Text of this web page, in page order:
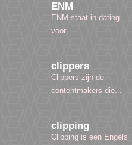
ENM
ENM staat in dating
voor...
clippers
Clippers zijn de
contentmakers die...
clipping
Clipping is een Engels